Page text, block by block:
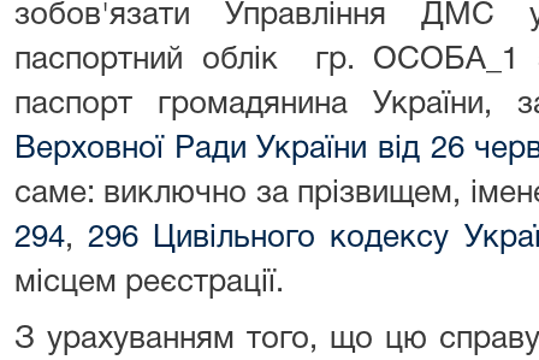
зобов'язати Управління ДМС
паспортний облік гр. ОСОБА_1
паспорт громадянина України,
Верховної Ради України від 26
саме: виключно за прізвищем,
294,296 Цивільного кодексу
місцем реєстрації.
З урахуванням того, що цю